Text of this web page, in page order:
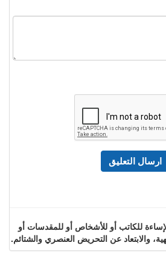
للكاتب أو للأشخاص أو للمقدسات أو
والابتعاد عن التحريض العنصري والشتائم.